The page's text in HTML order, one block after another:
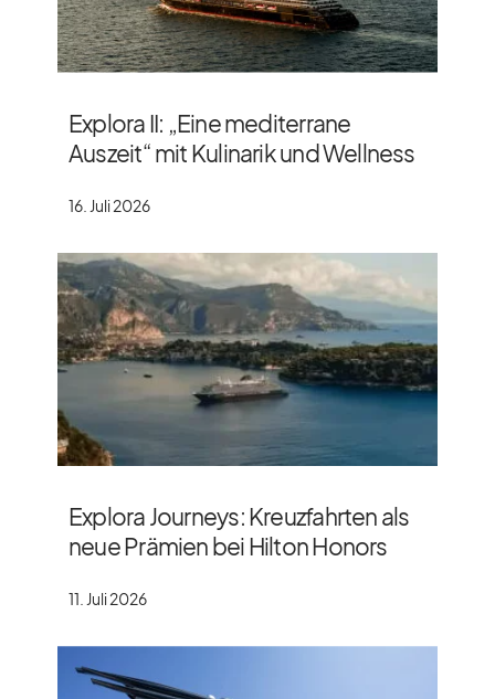
Explora II: „Eine mediterrane
Auszeit“ mit Kulinarik und Wellness
16. Juli 2026
Explora Journeys: Kreuzfahrten als
neue Prämien bei Hilton Honors
11. Juli 2026